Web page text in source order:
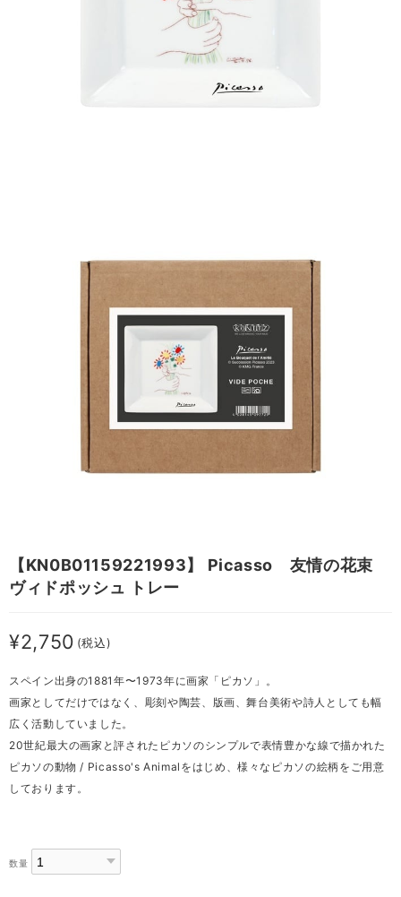
【KN0B01159221993】 Picasso 友情の花束
ヴィドポッシュ トレー
¥2,750 (税込)
スペイン出身の1881年〜1973年に画家「ピカソ」。
画家としてだけではなく、彫刻や陶芸、版画、舞台美術や詩人としても幅
広く活動していました。
20世紀最大の画家と評されたピカソのシンプルで表情豊かな線で描かれた
ピカソの動物 / Picasso's Animalをはじめ、様々なピカソの絵柄をご用意
しております。
数量